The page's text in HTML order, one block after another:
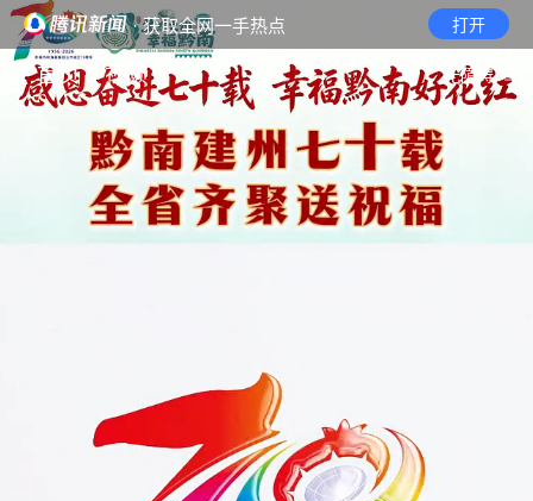
· 获取全网一手热点 打开
首页 视频 无障碍